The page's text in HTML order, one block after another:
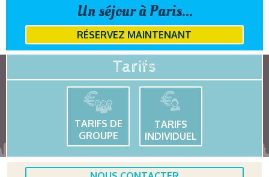
Un séjour à Paris...
RÉSERVEZ MAINTENANT
Tarifs
TARIFS DE
GROUPE
TARIFS
INDIVIDUEL